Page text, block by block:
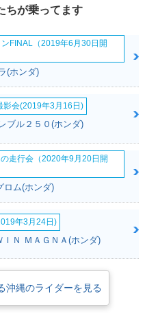
ちが乗ってます
FINAL（2019年6月30日開
(ホンダ)
影会(2019年3月16日)
ブル２５０(ホンダ)
走行会（2020年9月20日開
ロム(ホンダ)
年3月24日)
ＩＮ ＭＡＧＮＡ(ホンダ)
沖縄のライダーを見る